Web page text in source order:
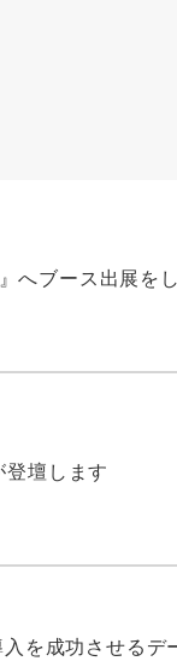
へブース出展を
壇します
を成功させるデ